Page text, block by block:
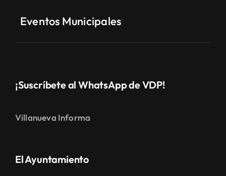
Eventos Municipales
¡Suscríbete al WhatsApp de VDP!
Villanueva Informa
El Ayuntamiento